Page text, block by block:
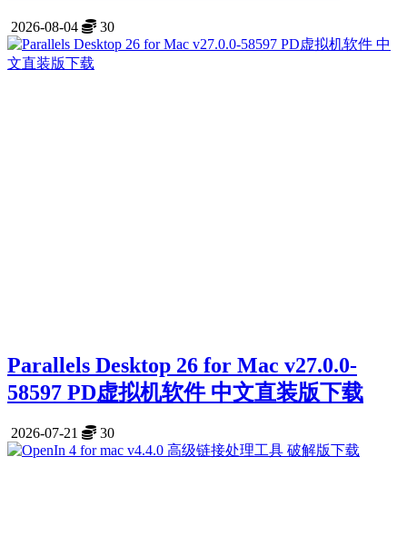
2026-08-04 30
Parallels Desktop 26 for Mac v27.0.0-
58597 PD虚拟机软件 中文直装版下载
2026-07-21 30